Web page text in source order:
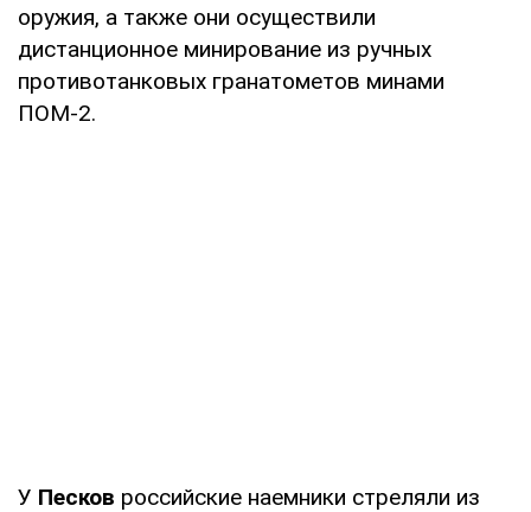
оружия, а также они осуществили
дистанционное минирование из ручных
противотанковых гранатометов минами
ПОМ-2.
У Песков российские наемники стреляли из